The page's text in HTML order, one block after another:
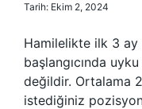
Tarih: Ekim 2, 2024
Hamilelikte ilk 3 ay
başlangıcında
değildir. Ortalama
istediğiniz